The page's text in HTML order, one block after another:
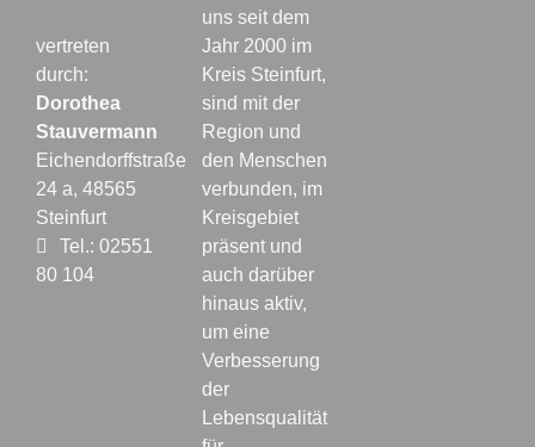
vertreten
durch:
Dorothea
Stauvermann
Eichendorffstraße
24 a, 48565
Steinfurt
Tel.: 02551
80 104
uns seit dem
Jahr 2000 im
Kreis Steinfurt,
sind mit der
Region und
den Menschen
verbunden, im
Kreisgebiet
präsent und
auch darüber
hinaus aktiv,
um eine
Verbesserung
der
Lebensqualität